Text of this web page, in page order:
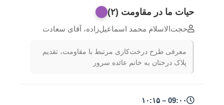
حیات ما در مقاومت (۲)
حجت‌الاسلام محمد اسماعیل‌زاده، آقای سعادت
معرفی طرح درخت‌کاری مرتبط با مقاومت، تقدیم
پلاک درختان به خانم عائده سرور
09:۰۰ – ۱۰:۱۵